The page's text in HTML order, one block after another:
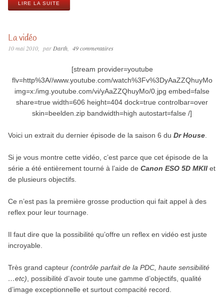
LIRE LA SUITE
La vidéo
10 mai 2010 parDarth 49 commentaires
[stream provider=youtube
flv=http%3A//www.youtube.com/watch%3Fv%3DyAaZZQhuyMo
img=x:/img.youtube.com/vi/yAaZZQhuyMo/0.jpg embed=false
share=true width=606 height=404 dock=true controlbar=over
skin=beelden.zip bandwidth=high autostart=false /]
Voici un extrait du dernier épisode de la saison 6 du Dr House.
Si je vous montre cette vidéo, c’est parce que cet épisode de la
série a été entièrement tourné à l’aide de Canon ESO 5D MKIIet
de plusieurs objectifs.
Ce n’est pas la première grosse production qui fait appel à des
reflex pour leur tournage.
Il faut dire que la possibilité qu’offre un reflex en vidéo est juste
incroyable.
Très grand capteur (contrôle parfait de la PDC, haute sensibilité
…etc), possibilité d’avoir toute une gamme d’objectifs, qualité
d’image exceptionnelle et surtout compacité record.